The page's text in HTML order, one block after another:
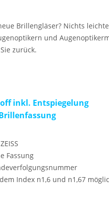
Brillengläser? Nichts
und
zurück.
inkl. Entspiegelung
Fassung
Index n1,6 und n1,67